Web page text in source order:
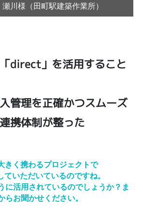
川様（田町駅建築作業所）
direct」を活用すること
管理を正確かつスムーズ
携体制が整った
く携わるプロジェクトで
ていただいているのですね。
に活用されているのでしょうか？ま
お聞かせください。